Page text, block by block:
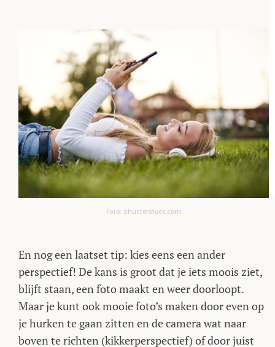
Foto: Shutterstock.com
En nog een laatset tip: kies eens een ander
perspectief! De kans is groot dat je iets moois ziet,
blijft staan, een foto maakt en weer doorloopt.
Maar je kunt ook mooie foto’s maken door even op
je hurken te gaan zitten en de camera wat naar
boven te richten (kikkerperspectief) of door juist